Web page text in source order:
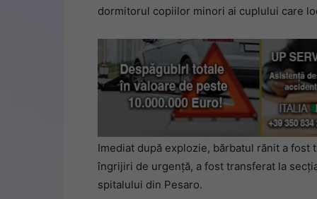
dormitorul copiilor minori ai cuplului care
Imediat după explozie, bărbatul rănit a
îngrijiri de urgență, a fost transferat la
spitalului din Pesaro.